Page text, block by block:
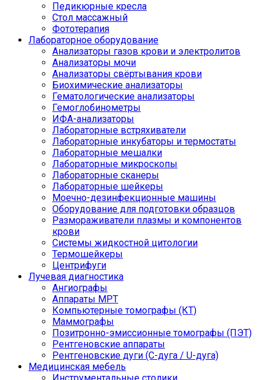
Педикюрные кресла
Стол массажный
Фототерапия
Лабораторное оборудование
Анализаторы газов крови и электролитов
Анализаторы мочи
Анализаторы свёртывания крови
Биохимические анализаторы
Гематологические анализаторы
Гемоглобинометры
ИФА-анализаторы
Лабораторные встряхиватели
Лабораторные инкубаторы и термостаты
Лабораторные мешалки
Лабораторные микроскопы
Лабораторные сканеры
Лабораторные шейкеры
Моечно-дезинфекционные машины
Оборудование для подготовки образцов
Размораживатели плазмы и компонентов
крови
Системы жидкостной цитологии
Термошейкеры
Центрифуги
Лучевая диагностика
Ангиографы
Аппараты МРТ
Компьютерные томографы (КТ)
Маммографы
Позитронно-эмиссионные томографы (ПЭТ)
Рентгеновские аппараты
Рентгеновские дуги (С-дуга / U-дуга)
Медицинская мебель